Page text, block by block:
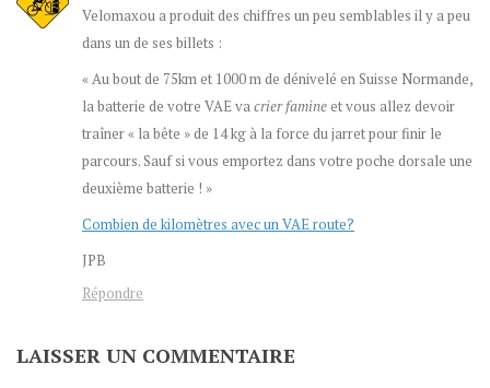
Velomaxou a produit des chiffres un peu semblables il y a peu
dans un de ses billets :
« Au bout de 75km et 1000 m de dénivelé en Suisse Normande,
la batterie de votre VAE vacrier famineet vous allez devoir
traîner « la bête » de 14 kg à la force du jarret pour finir le
parcours. Sauf si vous emportez dans votre poche dorsale une
deuxième batterie ! »
Combien de kilomètres avec un VAE route?
JPB
Répondre
LAISSER UN COMMENTAIRE